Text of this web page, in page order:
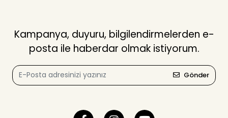
Kampanya, duyuru, bilgilendirmelerden e-
posta ile haberdar olmak istiyorum.
Gönder